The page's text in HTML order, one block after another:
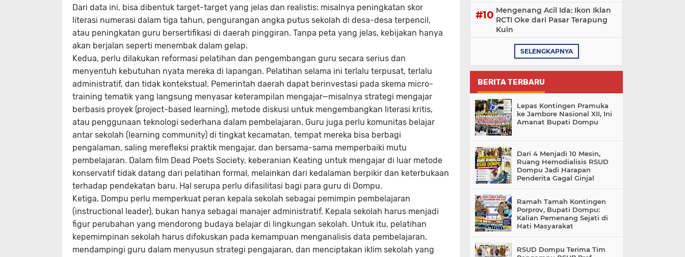
Dari data ini, bisa dibentuk target-target yang jelas dan realistis: misalnya peningkatan skor
literasi numerasi dalam tiga tahun, pengurangan angka putus sekolah di desa-desa terpencil,
atau peningkatan guru bersertifikasi di daerah pinggiran. Tanpa peta yang jelas, kebijakan hanya
akan berjalan seperti menembak dalam gelap.
Kedua, perlu dilakukan reformasi pelatihan dan pengembangan guru secara serius dan
menyentuh kebutuhan nyata mereka di lapangan. Pelatihan selama ini terlalu terpusat, terlalu
administratif, dan tidak kontekstual. Pemerintah daerah dapat berinvestasi pada skema micro-
training tematik yang langsung menyasar keterampilan mengajar—misalnya strategi mengajar
berbasis proyek (project-based learning), metode diskusi untuk mengembangkan literasi kritis,
atau penggunaan teknologi sederhana dalam pembelajaran. Guru juga perlu komunitas belajar
antar sekolah (learning community) di tingkat kecamatan, tempat mereka bisa berbagi
pengalaman, saling merefleksi praktik mengajar, dan bersama-sama memperbaiki mutu
pembelajaran. Dalam film Dead Poets Society, keberanian Keating untuk mengajar di luar metode
konservatif tidak datang dari pelatihan formal, melainkan dari kedalaman berpikir dan keterbukaan
terhadap pendekatan baru. Hal serupa perlu difasilitasi bagi para guru di Dompu.
Ketiga, Dompu perlu memperkuat peran kepala sekolah sebagai pemimpin pembelajaran
(instructional leader), bukan hanya sebagai manajer administratif. Kepala sekolah harus menjadi
figur perubahan yang mendorong budaya belajar di lingkungan sekolah. Untuk itu, pelatihan
kepemimpinan sekolah harus difokuskan pada kemampuan menganalisis data pembelajaran,
mendampingi guru dalam menyusun strategi pengajaran, dan menciptakan iklim sekolah yang
Mengenang Acil Ida: Ikon Iklan
RCTI Oke dari Pasar Terapung
Kuin
SELENGKAPNYA
BERITA TERBARU
Lepas Kontingen Pramuka
ke Jambore Nasional XII, Ini
Amanat Bupati Dompu
Dari 4 Menjadi 10 Mesin,
Ruang Hemodialisis RSUD
Dompu Jadi Harapan
Penderita Gagal Ginjal
Ramah Tamah Kontingen
Porprov, Bupati Dompu:
Kalian Pemenang Sejati di
Hati Masyarakat
RSUD Dompu Terima Tim